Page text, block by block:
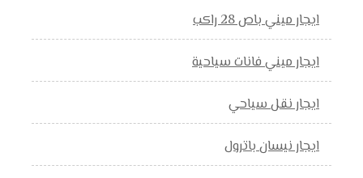
ايجار ميني باص 28 راكب
ايجار ميني فانات سياحية
ايجار نقل سياحي
ايجار نيسان باترول